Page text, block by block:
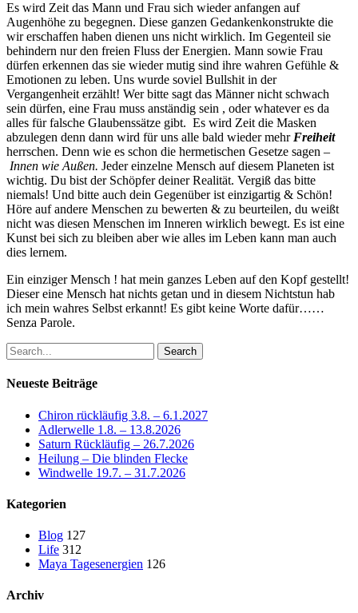
Es wird Zeit das Mann und Frau sich wieder anfangen auf
Augenhöhe zu begegnen. Diese ganzen Gedankenkonstrukte die
wir erschaffen haben dienen uns nicht wirklich. Im Gegenteil sie
behindern nur den freien Fluss der Energien. Mann sowie Frau
dürfen erkennen das sie wieder mutig sind ihre wahren Gefühle &
Emotionen zu leben. Uns wurde soviel Bullshit in der
Vergangenheit erzählt! Wer bitte sagt das Männer nicht schwach
sein dürfen, eine Frau muss anständig sein , oder whatever es da
alles für falsche Glaubenssätze gibt. Es wird Zeit die Masken
abzulegen denn dann wird für uns alle bald wieder mehr Freiheit
herrschen. Denn wie es schon die hermetischen Gesetze sagen –
Innen wie Außen. Jeder einzelne Mensch auf diesem Planeten ist
wichtig. Du bist der Schöpfer deiner Realität. Vergiß das bitte
niemals! Und bitte auch dein Gegenüber ist einzigartig & Schön!
Höre auf andere Menschen zu bewerten & zu beurteilen, du weißt
nicht was diesen Menschen im Inneren wirklich bewegt. Es ist eine
Kunst bei sich zu bleiben aber wie alles im Leben kann man auch
dies lernem.
Ein einziger Mensch ! hat mein ganzes Leben auf den Kopf gestellt!
Dieser eine Mensch hat nichts getan und in diesem Nichtstun hab
ich mein wahres Selbst erkannt! Es gibt keine Worte dafür……
Senza Parole.
Search
Neueste Beiträge
Chiron rückläufig 3.8. – 6.1.2027
Adlerwelle 1.8. – 13.8.2026
Saturn Rückläufig – 26.7.2026
Heilung – Die blinden Flecke
Windwelle 19.7. – 31.7.2026
Kategorien
Blog 127
Life 312
Maya Tagesenergien 126
Archiv